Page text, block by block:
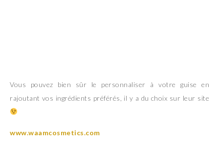
Vous pouvez bien sûr le personnaliser à votre guise en
rajoutant vos ingrédients préférés, il y a du choix sur leur site
www.waamcosmetics.com